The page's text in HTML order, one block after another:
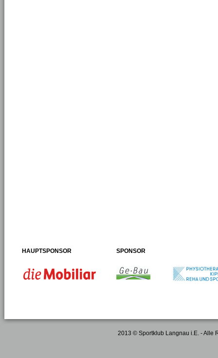
HAUPTSPONSOR SPONSOR
2013 © Sportklub Langnau i.E. - Alle